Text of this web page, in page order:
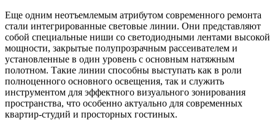
Еще одним неотъемлемым атрибутом современного ремонта
стали интегрированные световые линии. Они представляют
собой специальные ниши со светодиодными лентами высокой
мощности, закрытые полупрозрачным рассеивателем и
установленные в один уровень с основным натяжным
полотном. Такие линии способны выступать как в роли
полноценного основного освещения, так и служить
инструментом для эффектного визуального зонирования
пространства, что особенно актуально для современных
квартир-студий и просторных гостиных.